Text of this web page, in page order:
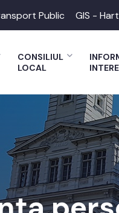
Public GIS -
CONSILIUL
LOCAL